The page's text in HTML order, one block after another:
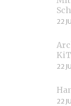
22
22
22